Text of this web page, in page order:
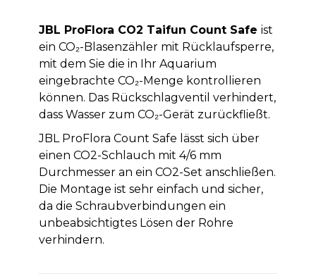
JBL ProFlora CO2 Taifun Count Safe ist
ein CO₂-Blasenzähler mit Rücklaufsperre,
mit dem Sie die in Ihr Aquarium
eingebrachte CO₂-Menge kontrollieren
können. Das Rückschlagventil verhindert,
dass Wasser zum CO₂-Gerät zurückfließt.
JBL ProFlora Count Safe lässt sich über
einen CO2-Schlauch mit 4/6 mm
Durchmesser an ein CO2-Set anschließen.
Die Montage ist sehr einfach und sicher,
da die Schraubverbindungen ein
unbeabsichtigtes Lösen der Rohre
verhindern.